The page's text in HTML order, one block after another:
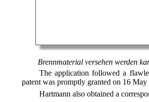
Brennmaterial versehen werden
The application followed a
patent was promptly granted on 16 May
Hartmann also obtained a